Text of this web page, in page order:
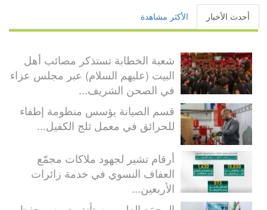
أحدث الأخبار الأكثر مشاهدة
شعبة الخطابة تستذكر مصائب أهل
البيت (عليهم السلام) عبر مجلس عزاء
في الصحن الشريف...
قسم الصيانة يؤسس منظومة إطفاء
للحرائق في معمل ثلج الكفيل...
أرقام تشير لجهود ملاكات مجمّع
العفاف النسوي في خدمة زائرات
الأربعين...